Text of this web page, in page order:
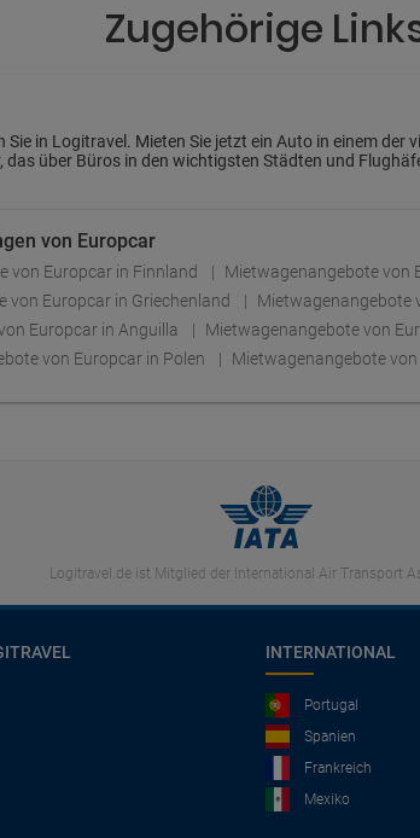
Zugehörige
in Logitravel. Mieten Sie jetzt ein Auto in einem
über Büros in den wichtigsten Städten und
von Europcar
von Europcar in Finnland Mietwagenangebote von
von Europcar in Griechenland Mietwagenangebote
Europcar in Anguilla Mietwagenangebote von
von Europcar in Polen Mietwagenangebote
Logitravel.de ist Mitglied der International Air Transport
INTERNATIONAL
Portugal
Spanien
Frankreich
Mexiko